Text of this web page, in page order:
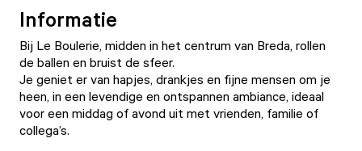
Informatie
Bij Le Boulerie, midden in het centrum van Breda, rollen
de ballen en bruist de sfeer.
Je geniet er van hapjes, drankjes en fijne mensen om je
heen, in een levendige en ontspannen ambiance, ideaal
voor een middag of avond uit met vrienden, familie of
collega’s.